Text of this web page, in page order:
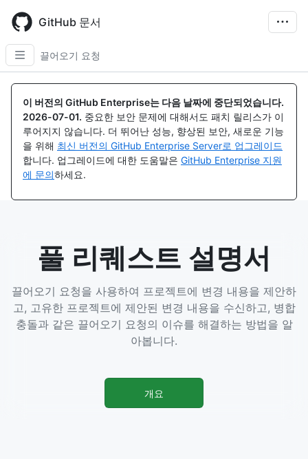
main
content
GitHub 문서
끌어오기 요청
이 버전의 GitHub Enterprise는 다음 날짜에 중단되었습니다.
2026-07-01. 중요한 보안 문제에 대해서도 패치 릴리스가 이
루어지지 않습니다. 더 뛰어난 성능, 향상된 보안, 새로운 기능
을 위해 최신 버전의 GitHub Enterprise Server로 업그레이드
합니다. 업그레이드에 대한 도움말은 GitHub Enterprise 지원
에 문의하세요.
풀 리퀘스트 설명서
끌어오기 요청을 사용하여 프로젝트에 변경 내용을 제안하
고, 고유한 프로젝트에 제안된 변경 내용을 수신하고, 병합
충돌과 같은 끌어오기 요청의 이슈를 해결하는 방법을 알
아봅니다.
개요